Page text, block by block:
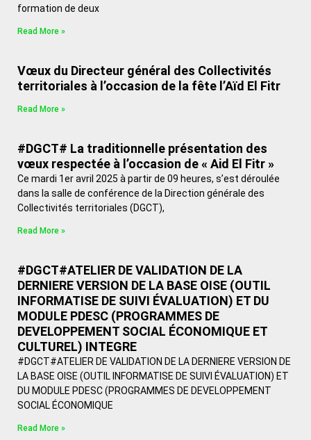
formation de deux
Read More »
Vœux du Directeur général des Collectivités
territoriales à l’occasion de la fête l’Aïd El Fitr
Read More »
#DGCT# La traditionnelle présentation des
vœux respectée à l’occasion de « Aid El Fitr »
Ce mardi 1er avril 2025 à partir de 09 heures, s’est déroulée
dans la salle de conférence de la Direction générale des
Collectivités territoriales (DGCT),
Read More »
#DGCT#ATELIER DE VALIDATION DE LA
DERNIERE VERSION DE LA BASE OISE (OUTIL
INFORMATISE DE SUIVI ÉVALUATION) ET DU
MODULE PDESC (PROGRAMMES DE
DEVELOPPEMENT SOCIAL ÉCONOMIQUE ET
CULTUREL) INTEGRE
#DGCT#ATELIER DE VALIDATION DE LA DERNIERE VERSION DE
LA BASE OISE (OUTIL INFORMATISE DE SUIVI ÉVALUATION) ET
DU MODULE PDESC (PROGRAMMES DE DEVELOPPEMENT
SOCIAL ÉCONOMIQUE
Read More »